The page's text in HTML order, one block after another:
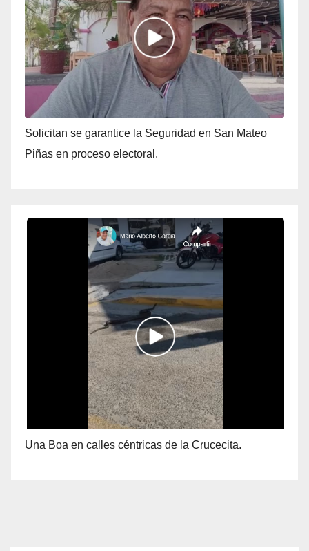
Solicitan se garantice la Seguridad en San Mateo
Piñas en proceso electoral.
Una Boa en calles céntricas de la Crucecita.